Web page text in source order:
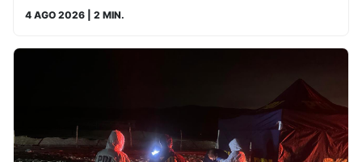
4 AGO 2026 | 2 MIN.